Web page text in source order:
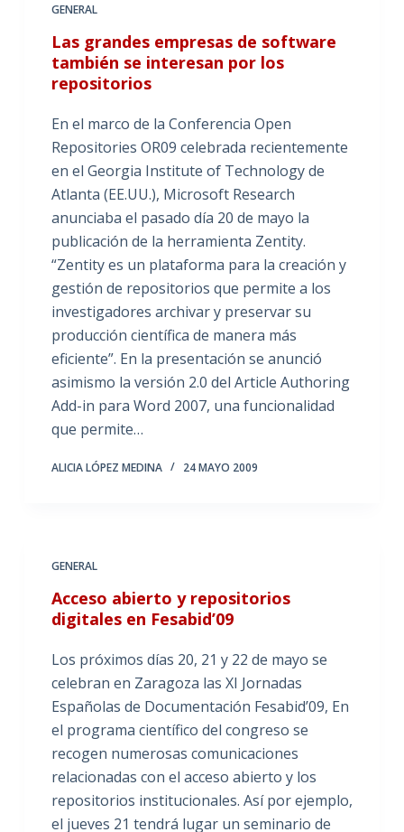
GENERAL
Las grandes empresas de software
también se interesan por los
repositorios
En el marco de la Conferencia Open
Repositories OR09 celebrada recientemente
en el Georgia Institute of Technology de
Atlanta (EE.UU.), Microsoft Research
anunciaba el pasado día 20 de mayo la
publicación de la herramienta Zentity.
“Zentity es un plataforma para la creación y
gestión de repositorios que permite a los
investigadores archivar y preservar su
producción científica de manera más
eficiente”. En la presentación se anunció
asimismo la versión 2.0 del Article Authoring
Add-in para Word 2007, una funcionalidad
que permite…
ALICIA LÓPEZ MEDINA 24 MAYO 2009
GENERAL
Acceso abierto y repositorios
digitales en Fesabid’09
Los próximos días 20, 21 y 22 de mayo se
celebran en Zaragoza las XI Jornadas
Españolas de Documentación Fesabid’09, En
el programa científico del congreso se
recogen numerosas comunicaciones
relacionadas con el acceso abierto y los
repositorios institucionales. Así por ejemplo,
el jueves 21 tendrá lugar un seminario de